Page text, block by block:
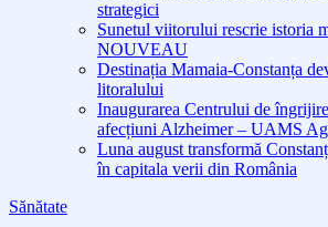
strategici
Sunetul viitorului rescrie istoria
NOUVEAU
Destinația Mamaia-Constanța
litoralului
Inaugurarea Centrului de
afecțiuni Alzheimer – UAMS
Luna august transformă
în capitala verii din România
Sănătate